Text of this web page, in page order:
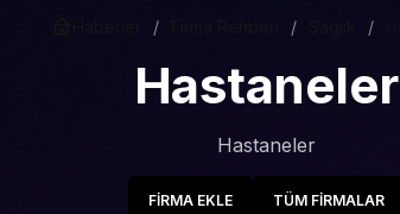
Hastaneler
Hastaneler
FIRMA EKLE TÜM FIRMALAR